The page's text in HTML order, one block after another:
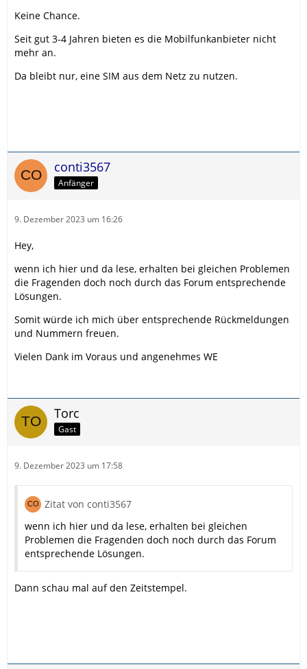
Keine Chance.
Seit gut 3-4 Jahren bieten es die Mobilfunkanbieter nicht
mehr an.
Da bleibt nur, eine SIM aus dem Netz zu nutzen.
conti3567
Anfänger
9. Dezember 2023 um 16:26
Hey,
wenn ich hier und da lese, erhalten bei gleichen Problemen
die Fragenden doch noch durch das Forum entsprechende
Lösungen.
Somit würde ich mich über entsprechende Rückmeldungen
und Nummern freuen.
Vielen Dank im Voraus und angenehmes WE
Torc
Gast
9. Dezember 2023 um 17:58
Zitat von conti3567
wenn ich hier und da lese, erhalten bei gleichen
Problemen die Fragenden doch noch durch das Forum
entsprechende Lösungen.
Dann schau mal auf den Zeitstempel.